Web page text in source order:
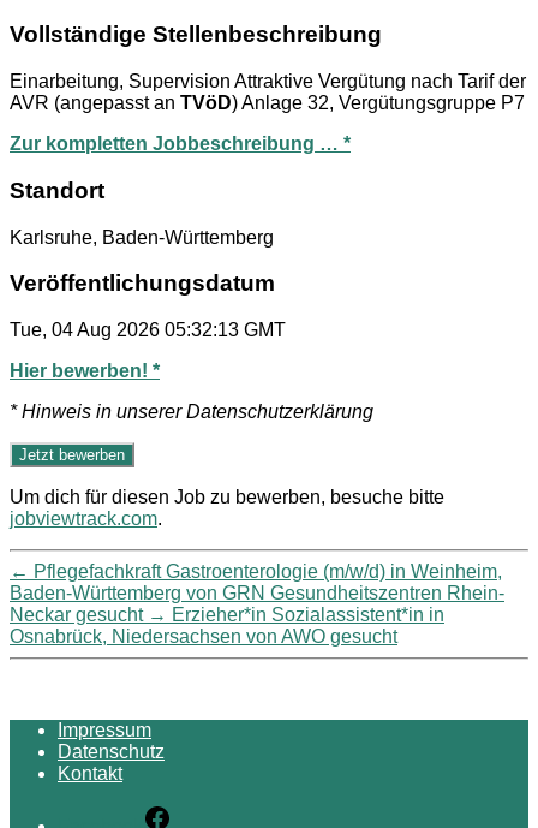
Vollständige Stellenbeschreibung
Einarbeitung, Supervision Attraktive Vergütung nach Tarif der
AVR (angepasst an TVöD) Anlage 32, Vergütungsgruppe P7
Zur kompletten Jobbeschreibung … *
Standort
Karlsruhe, Baden-Württemberg
Veröffentlichungsdatum
Tue, 04 Aug 2026 05:32:13 GMT
Hier bewerben! *
* Hinweis in unserer Datenschutzerklärung
Um dich für diesen Job zu bewerben, besuche bitte
jobviewtrack.com.
← Pflegefachkraft Gastroenterologie (m/w/d) in Weinheim,
Baden-Württemberg von GRN Gesundheitszentren Rhein-
Neckar gesucht → Erzieher*in Sozialassistent*in in
Osnabrück, Niedersachsen von AWO gesucht
Impressum
Datenschutz
Kontakt